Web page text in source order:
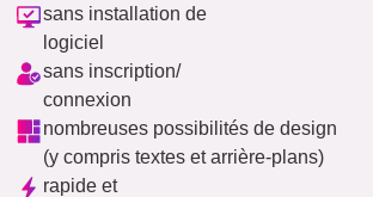
sans installation de
logiciel
sans inscription/
connexion
nombreuses possibilités de design
(y compris textes et arrière-plans)
rapide et